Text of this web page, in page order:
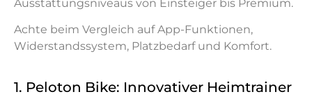
Ausstattungsniveaus von Einsteiger bis Premium.
Achte beim Vergleich auf App-Funktionen,
Widerstandssystem, Platzbedarf und Komfort.
1. Peloton Bike: Innovativer Heimtrainer